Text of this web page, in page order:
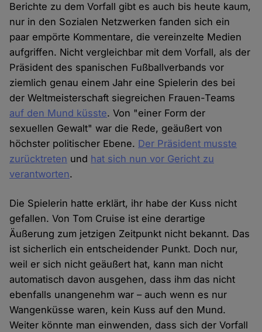
Berichte zu dem Vorfall gibt es auch bis heute kaum,
nur in den Sozialen Netzwerken fanden sich ein
paar empörte Kommentare, die vereinzelte Medien
aufgriffen. Nicht vergleichbar mit dem Vorfall, als der
Präsident des spanischen Fußballverbands vor
ziemlich genau einem Jahr eine Spielerin des bei
der Weltmeisterschaft siegreichen Frauen-Teams
auf den Mund küsste. Von "einer Form der
sexuellen Gewalt" war die Rede, geäußert von
höchster politischer Ebene. Der Präsident musste
zurücktreten und hat sich nun vor Gericht zu
verantworten.
Die Spielerin hatte erklärt, ihr habe der Kuss nicht
gefallen. Von Tom Cruise ist eine derartige
Äußerung zum jetzigen Zeitpunkt nicht bekannt. Das
ist sicherlich ein entscheidender Punkt. Doch nur,
weil er sich nicht geäußert hat, kann man nicht
automatisch davon ausgehen, dass ihm das nicht
ebenfalls unangenehm war – auch wenn es nur
Wangenküsse waren, kein Kuss auf den Mund.
Weiter könnte man einwenden, dass sich der Vorfall